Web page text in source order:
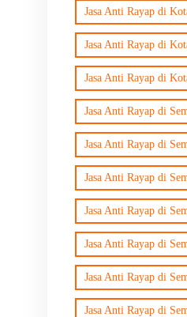
Jasa Anti Rayap di
Jasa Anti Rayap di
Jasa Anti Rayap di
Jasa Anti Rayap di
Jasa Anti Rayap di
Jasa Anti Rayap di
Jasa Anti Rayap di
Jasa Anti Rayap di
Jasa Anti Rayap di
Jasa Anti Rayap di